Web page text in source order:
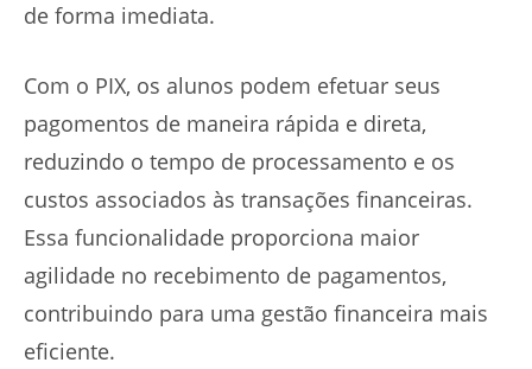
de forma imediata.
Com o PIX, os alunos podem efetuar seus
pagomentos de maneira rápida e direta,
reduzindo o tempo de processamento e os
custos associados às transações financeiras.
Essa funcionalidade proporciona maior
agilidade no recebimento de pagamentos,
contribuindo para uma gestão financeira mais
eficiente.